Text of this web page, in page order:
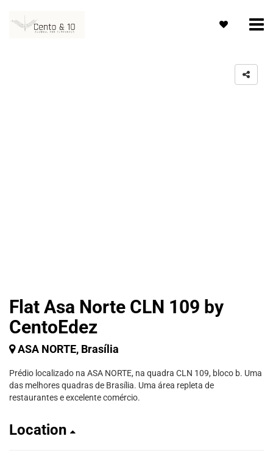
Flat Asa Norte CLN 109 by
CentoEdez
ASA NORTE, Brasília
Prédio localizado na ASA NORTE, na quadra CLN 109, bloco b. Uma
das melhores quadras de Brasília. Uma área repleta de
restaurantes e excelente comércio.
Location